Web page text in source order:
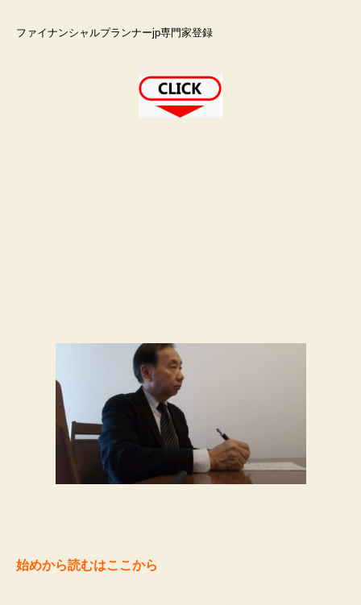
ファイナンシャルプランナーjp専門家登録
始めから読むはここから